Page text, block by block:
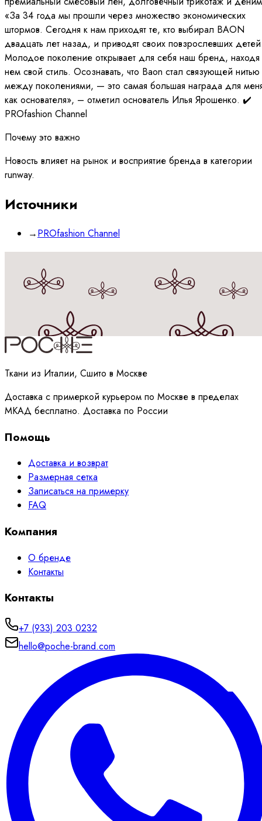
«За 34 года мы прошли через множество экономических
штормов. Сегодня к нам приходят те, кто выбирал BAON
двадцать лет назад, и приводят своих повзрослевших
Молодое поколение открывает для себя наш бренд, находя
нем свой стиль. Осознавать, что Baon стал связующей нитью
между поколениями, — это самая большая награда для
как основателя», – отметил основатель Илья Ярошенко. ✔️
PROfashion Channel
Почему это важно
Новость влияет на рынок и восприятие бренда в категории
runway.
Источники
→PROfashion Channel
Принимаюполитикуобработки данных
Ткани из Италии, Сшито в Москве
Доставка с примеркой курьером по Москве в пределах
МКАД бесплатно. Доставка по России
Помощь
Доставка и возврат
Размерная сетка
Записаться на примерку
FAQ
Компания
О бренде
Контакты
Контакты
+7 (933) 203 0232
hello@poche-brand.com